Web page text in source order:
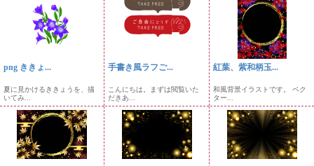
png ききょ...
夏に見かけるききょうを、描
いてみ...
手書き風ラフご...
こんにちは。まずは閲覧いた
だきあ...
紅葉、紫和柄玉...
和風背景イラストです。 ベク
ター...